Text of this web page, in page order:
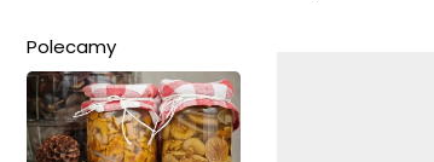
Polecamy